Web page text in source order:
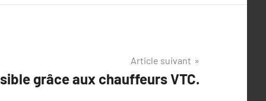
Article suivant
grâce aux chauffeurs VTC.